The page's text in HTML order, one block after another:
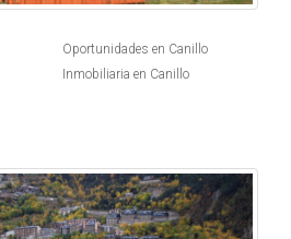
Oportunidades en Canillo
Inmobiliaria en Canillo